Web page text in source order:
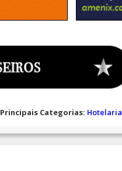
Principais Categorias: Hotelaria